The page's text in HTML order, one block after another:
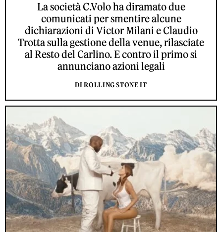
La società C.Volo ha diramato due
comunicati per smentire alcune
dichiarazioni di Victor Milani e Claudio
Trotta sulla gestione della venue, rilasciate
al Resto del Carlino. E contro il primo si
annunciano azioni legali
DI ROLLING STONE IT